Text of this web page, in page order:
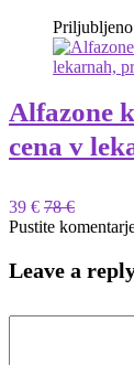
Priljubljeno
Alfazone
cena v
39 € 78 €
Pustite
Leave a